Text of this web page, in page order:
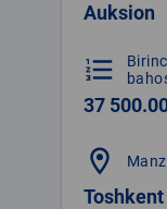
Auksion
format_list_numbered
37
location_on